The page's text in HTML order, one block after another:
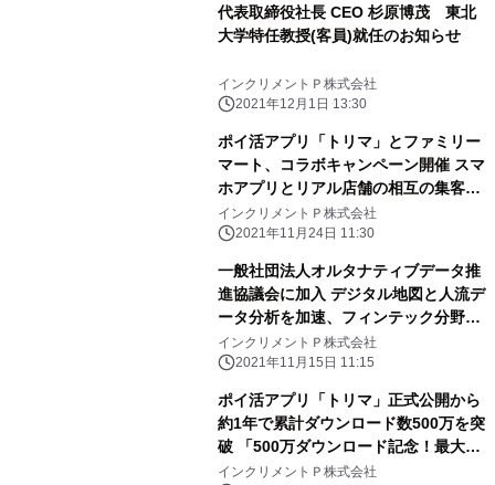
代表取締役社長 CEO 杉原博茂 東北
大学特任教授(客員)就任のお知らせ
インクリメントＰ株式会社
2021年12月1日 13:30
ポイ活アプリ「トリマ」とファミリー
マート、コラボキャンペーン開催 スマ
ホアプリとリアル店舗の相互の集客課
題解決に向けた取り組み
インクリメントＰ株式会社
2021年11月24日 11:30
一般社団法人オルタナティブデータ推
進協議会に加入 デジタル地図と人流デ
ータ分析を加速、フィンテック分野へ
の対応強化を目指す
インクリメントＰ株式会社
2021年11月15日 11:15
ポイ活アプリ「トリマ」正式公開から
約1年で累計ダウンロード数500万を突
破 「500万ダウンロード記念！最大
500万マイルが当たるWチャンスキャ
インクリメントＰ株式会社